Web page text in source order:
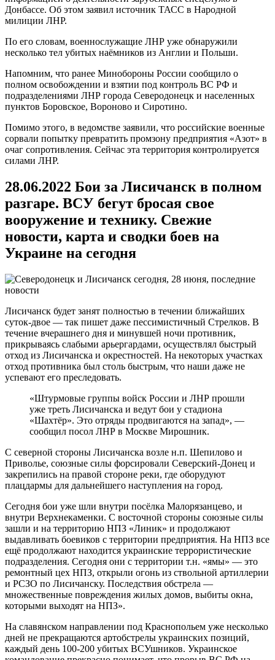
Донбассе. Об этом заявил источник ТАСС в Народной
милиции ЛНР.
По его словам, военнослужащие ЛНР уже обнаружили
несколько тел убитых наёмников из Англии и Польши.
Напомним, что ранее Минобороны России сообщило о
полном освобождении и взятии под контроль ВС РФ и
подразделениями ЛНР города Северодонецк и населенных
пунктов Боровское, Вороново и Сиротино.
Помимо этого, в ведомстве заявили, что российские военные
сорвали попытку превратить промзону предприятия «Азот» в
очаг сопротивления. Сейчас эта территория контролируется
силами ЛНР.
28.06.2022 Бои за Лисичанск в полном
разгаре. ВСУ бегут бросая свое
вооружение и технику. Свежие
новости, карта и сводки боев на
Украине на сегодня
Лисичанск будет занят полностью в течении ближайших
суток-двое — так пишет даже пессимистичный Стрелков. В
течение вчерашнего дня и минувшей ночи противник,
прикрываясь слабыми арьергардами, осуществлял быстрый
отход из Лисичанска и окрестностей. На некоторых участках
отход противника был столь быстрым, что наши даже не
успевают его преследовать.
«Штурмовые группы войск России и ЛНР прошли
уже треть Лисичанска и ведут бои у стадиона
«Шахтёр». Это отряды продвигаются на запад», —
сообщил посол ЛНР в Москве Мирошник.
С северной стороны Лисичанска возле н.п. Шепилово и
Приволье, союзные силы форсировали Северский-Донец и
закрепились на правой стороне реки, где оборудуют
плацдармы для дальнейшего наступления на город.
Сегодня бои уже шли внутри посёлка Малорязанцево, и
внутри Верхнекаменки. С восточной стороны союзные силы
зашли и на территорию НПЗ «Линик» и продолжают
выдавливать боевиков с территории предприятия. На НПЗ все
ещё продолжают находится украинские террористические
подразделения. Сегодня они с территории т.н. «ямы» — это
ремонтный цех НПЗ, открыли огонь из ствольной артиллерии
и РСЗО по Лисичанску. Последствия обстрела —
множественные повреждения жилых домов, выбиты окна,
которыми выходят на НПЗ».
На славянском направлении под Краснопольем уже несколько
дней не прекращаются артобстрелы украинских позиций,
каждый день 100-200 убитых ВСУшников. Украинское